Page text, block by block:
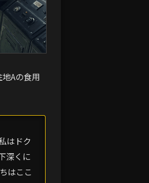
地Aの食用
はドク
深くに
はここ